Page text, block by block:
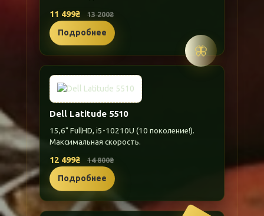
🦋
11 499₴ 13 200₴
Подробнее
Dell Latitude 5510
15,6" FullHD, i5-10210U (10 поколение!).
Максимальная скорость.
12 499₴ 14 800₴
Подробнее